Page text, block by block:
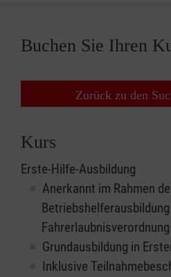
Buchen Sie Ihren
Zurück zu den
Kurs
Erste-Hilfe-Ausbildung
Anerkannt im Rahmen
Grundausbildung in
Inklusive